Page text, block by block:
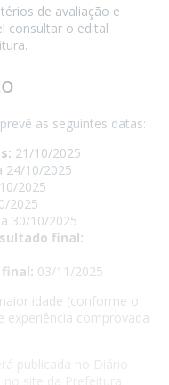
de avaliação e
consultar o edital
as seguintes datas:
21/10/2025
24/10/2025
2025
2025
30/10/2025
final:
03/11/2025
idade (conforme o
comprovada
publicada no Diário